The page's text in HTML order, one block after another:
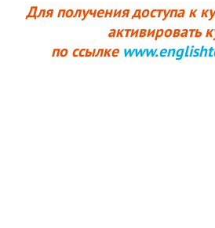
Для получения доступа к
активировать
по ссылке